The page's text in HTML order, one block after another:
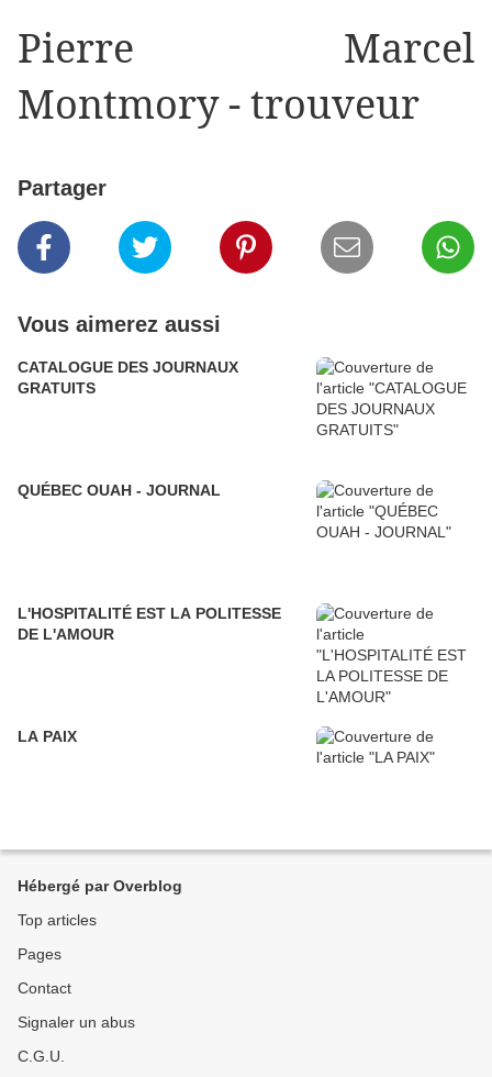
Pierre Marcel
Montmory - trouveur
Partager
Vous aimerez aussi
CATALOGUE DES JOURNAUX
GRATUITS
QUÉBEC OUAH - JOURNAL
L'HOSPITALITÉ EST LA POLITESSE
DE L'AMOUR
LA PAIX
Hébergé par Overblog
Top articles
Pages
Contact
Signaler un abus
C.G.U.